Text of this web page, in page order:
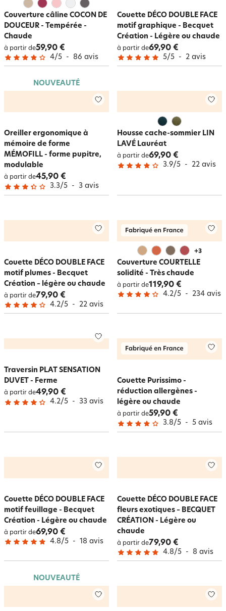
Couverture câline COCON DE
DOUCEUR - Tempérée -
Chaude
à partir de59,90 €
4/5 - 86 avis
Couette DÉCO DOUBLE FACE
motif graphique - Becquet
Création - Légère ou chaude
à partir de69,90 €
5/5 - 2 avis
NOUVEAUTÉ
Oreiller ergonomique à
mémoire de forme
MÉMOFILL - forme pupitre,
modulable
à partir de45,90 €
3.3/5 - 3 avis
Housse cache-sommier LIN
LAVÉ Lauréat
à partir de69,90 €
3.9/5 - 22 avis
Couette DÉCO DOUBLE FACE
motif plumes - Becquet
Création – légère ou chaude
à partir de79,90 €
4.2/5 - 22 avis
+3
Couverture COURTELLE
solidité - Très chaude
à partir de119,90 €
4.2/5 - 234 avis
Traversin PLAT SENSATION
DUVET - Ferme
à partir de49,90 €
4.2/5 - 33 avis
Couette Purissimo -
réduction allergènes -
légère ou chaude
à partir de59,90 €
3.8/5 - 5 avis
Couette DÉCO DOUBLE FACE
motif feuillage - Becquet
Création - Légère ou chaude
à partir de69,90 €
4.8/5 - 18 avis
Couette DÉCO DOUBLE FACE
fleurs exotiques – BECQUET
CRÉATION - Légère ou
chaude
à partir de79,90 €
4.8/5 - 8 avis
NOUVEAUTÉ